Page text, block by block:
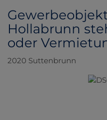
Hollabrunn
oder
2020 Suttenbrunn